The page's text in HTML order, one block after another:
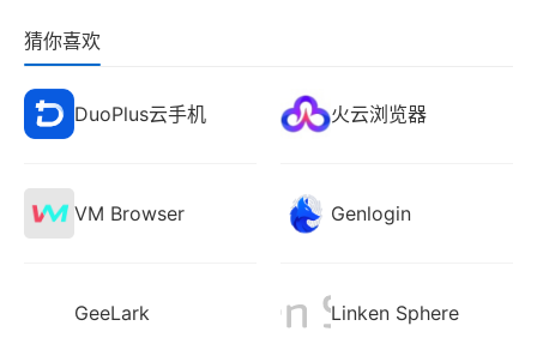
猜你喜欢
DuoPlus云手机 火云浏览器
VM Browser Genlogin
GeeLark Linken Sphere